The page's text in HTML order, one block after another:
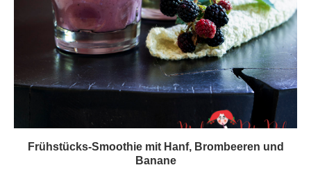
Frühstücks-Smoothie mit Hanf, Brombeeren und
Banane